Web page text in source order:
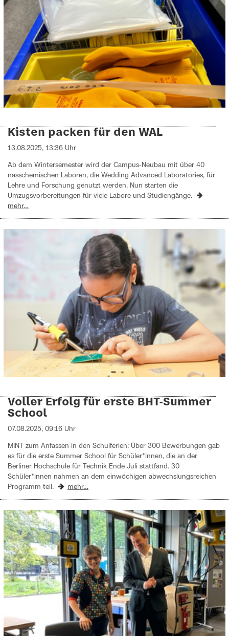
Kisten packen für den WAL
13.08.2025, 13:36 Uhr
Ab dem Wintersemester wird der Campus-Neubau mit über 40
nasschemischen Laboren, die Wedding Advanced Laboratories, für
Lehre und Forschung genutzt werden. Nun starten die
Umzugsvorbereitungen für viele Labore und Studiengänge.
mehr…
Voller Erfolg für erste BHT-Summer
School
07.08.2025, 09:16 Uhr
MINT zum Anfassen in den Schulferien: Über 300 Bewerbungen gab
es für die erste Summer School für Schüler*innen, die an der
Berliner Hochschule für Technik Ende Juli stattfand. 30
Schüler*innen nahmen an dem einwöchigen abwechslungsreichen
Programm teil.
mehr…